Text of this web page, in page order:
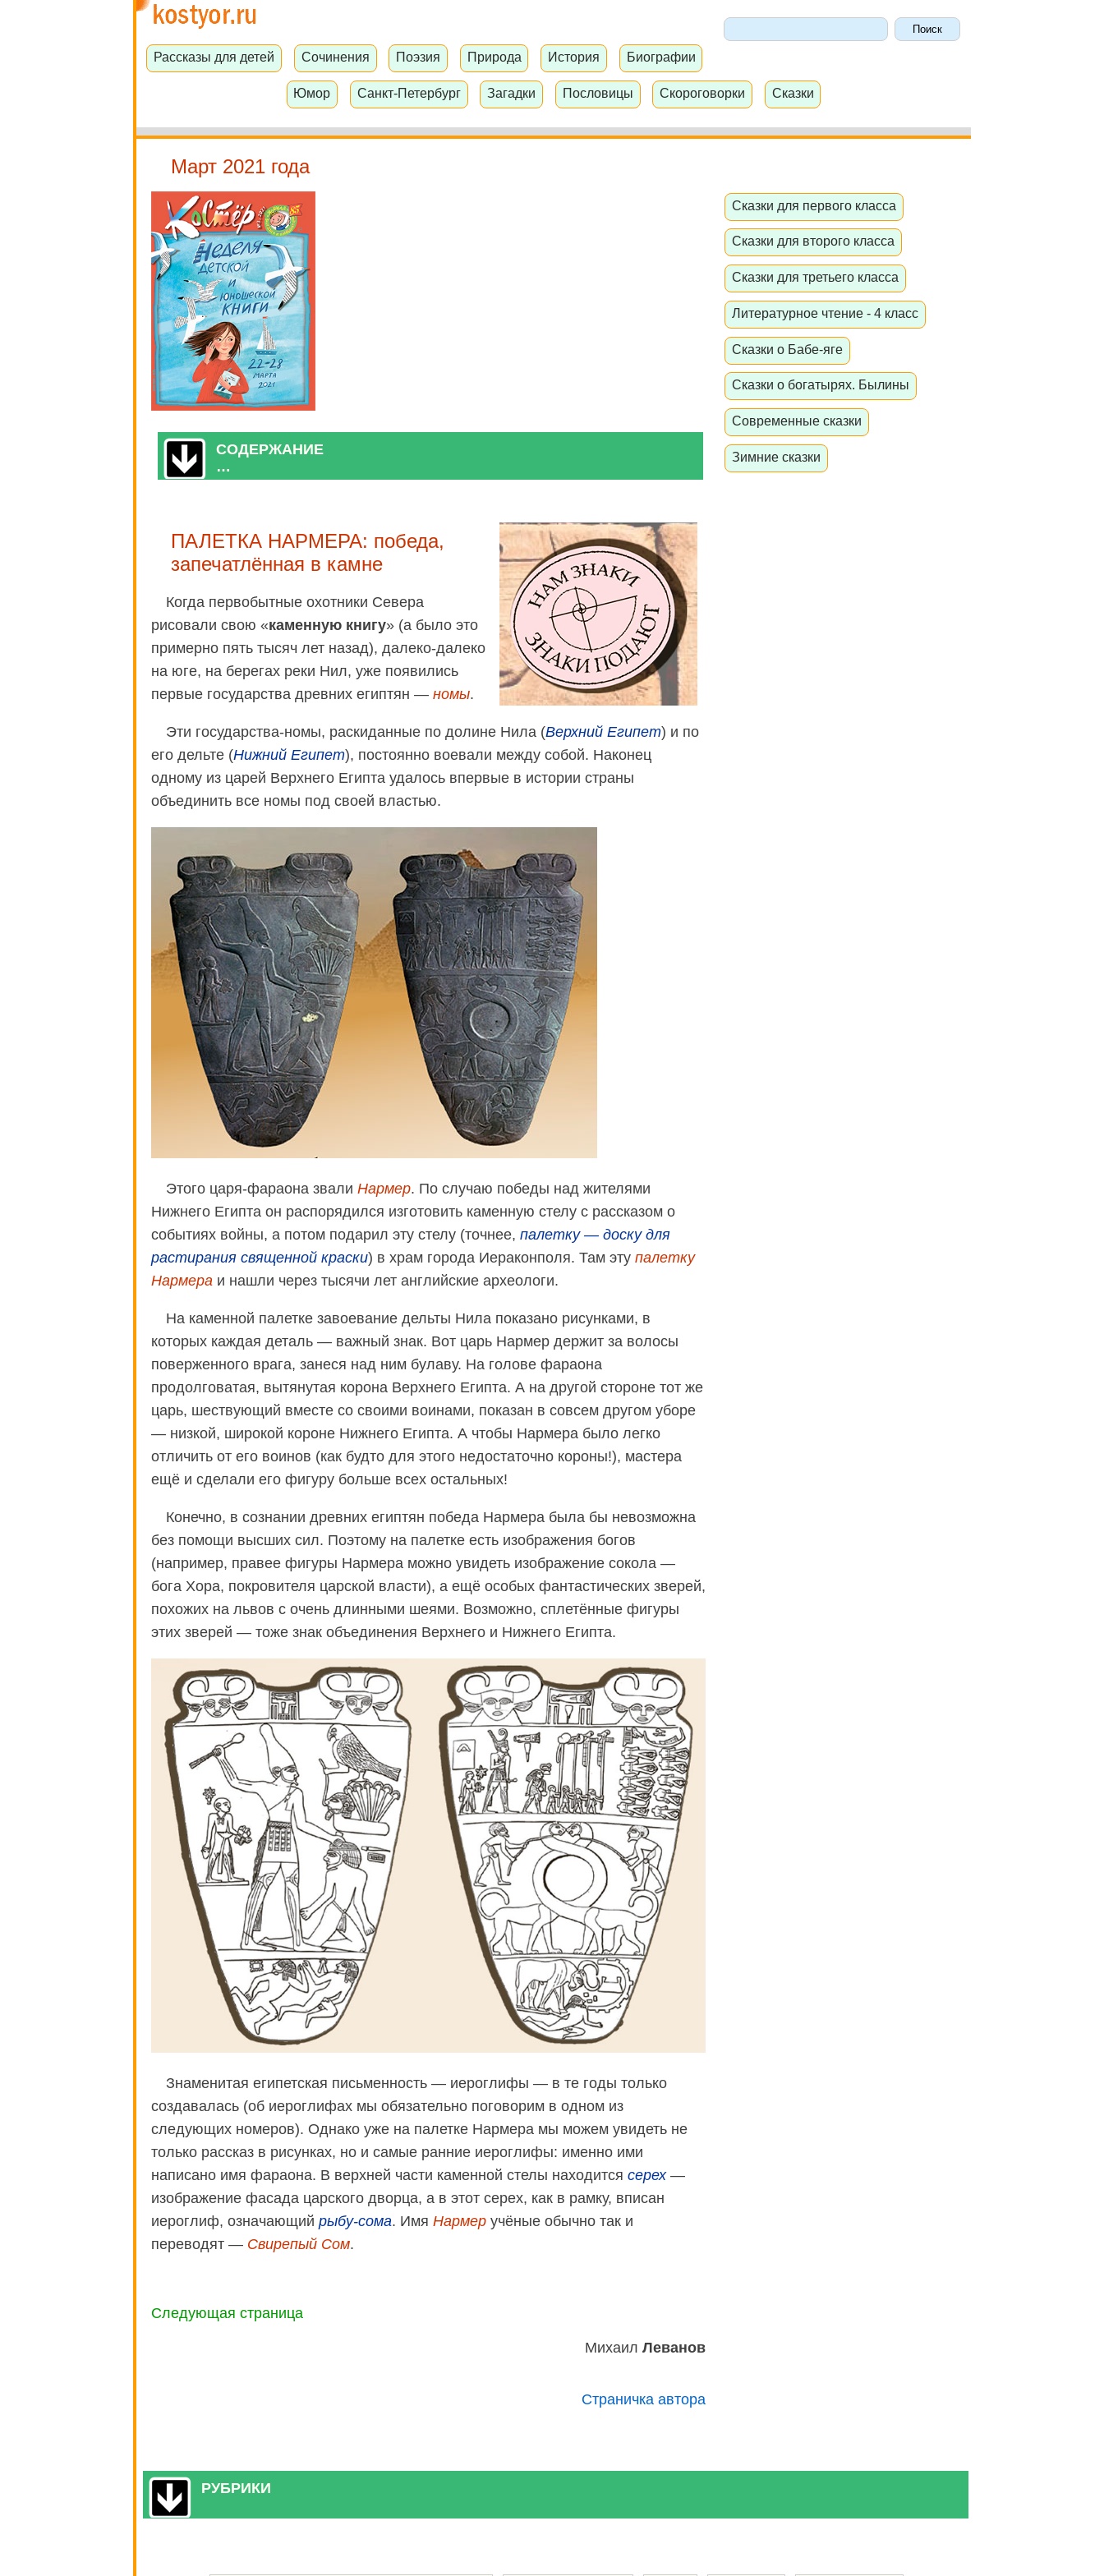
Рассказы для детей Сочинения Поэзия Природа История Биографии
Юмор Санкт-Петербург Загадки Пословицы Скороговорки Сказки
Март 2021 года
СОДЕРЖАНИЕ
…
ПАЛЕТКА НАРМЕРА: победа,
запечатлённая в камне
Когда первобытные охотники Севера
рисовали свою «каменную книгу» (а было это
примерно пять тысяч лет назад), далеко-далеко
на юге, на берегах реки Нил, уже появились
первые государства древних египтян — номы.
Эти государства-номы, раскиданные по долине Нила (Верхний Египет) и по
его дельте (Нижний Египет), постоянно воевали между собой. Наконец
одному из царей Верхнего Египта удалось впервые в истории страны
объединить все номы под своей властью.
Этого царя-фараона звали Нармер. По случаю победы над жителями
Нижнего Египта он распорядился изготовить каменную стелу с рассказом о
событиях войны, а потом подарил эту стелу (точнее, палетку — доску для
растирания священной краски) в храм города Иераконполя. Там эту палетку
Нармера и нашли через тысячи лет английские археологи.
На каменной палетке завоевание дельты Нила показано рисунками, в
которых каждая деталь — важный знак. Вот царь Нармер держит за волосы
поверженного врага, занеся над ним булаву. На голове фараона
продолговатая, вытянутая корона Верхнего Египта. А на другой стороне тот же
царь, шествующий вместе со своими воинами, показан в совсем другом уборе
— низкой, широкой короне Нижнего Египта. А чтобы Нармера было легко
отличить от его воинов (как будто для этого недостаточно короны!), мастера
ещё и сделали его фигуру больше всех остальных!
Конечно, в сознании древних египтян победа Нармера была бы невозможна
без помощи высших сил. Поэтому на палетке есть изображения богов
(например, правее фигуры Нармера можно увидеть изображение сокола —
бога Хора, покровителя царской власти), а ещё особых фантастических зверей,
похожих на львов с очень длинными шеями. Возможно, сплетённые фигуры
этих зверей — тоже знак объединения Верхнего и Нижнего Египта.
Знаменитая египетская письменность — иероглифы — в те годы только
создавалась (об иероглифах мы обязательно поговорим в одном из
следующих номеров). Однако уже на палетке Нармера мы можем увидеть не
только рассказ в рисунках, но и самые ранние иероглифы: именно ими
написано имя фараона. В верхней части каменной стелы находится серех—
изображение фасада царского дворца, а в этот серех, как в рамку, вписан
иероглиф, означающий рыбу-сома. Имя Нармер учёные обычно так и
переводят — Свирепый Сом.
Следующая страница
МихаилЛеванов
Страничка автора
Сказки для первого класса
Сказки для второго класса
Сказки для третьего класса
Литературное чтение - 4 класс
Сказки о Бабе-яге
Сказки о богатырях. Былины
Современные сказки
Зимние сказки
РУБРИКИ